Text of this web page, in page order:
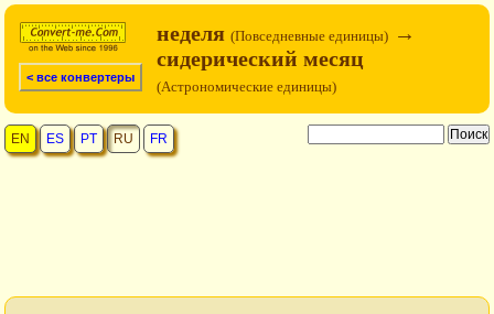
< все конвертеры
неделя (Повседневные единицы) →
сидерический месяц
(Астрономические единицы)
EN ES PT RU FR